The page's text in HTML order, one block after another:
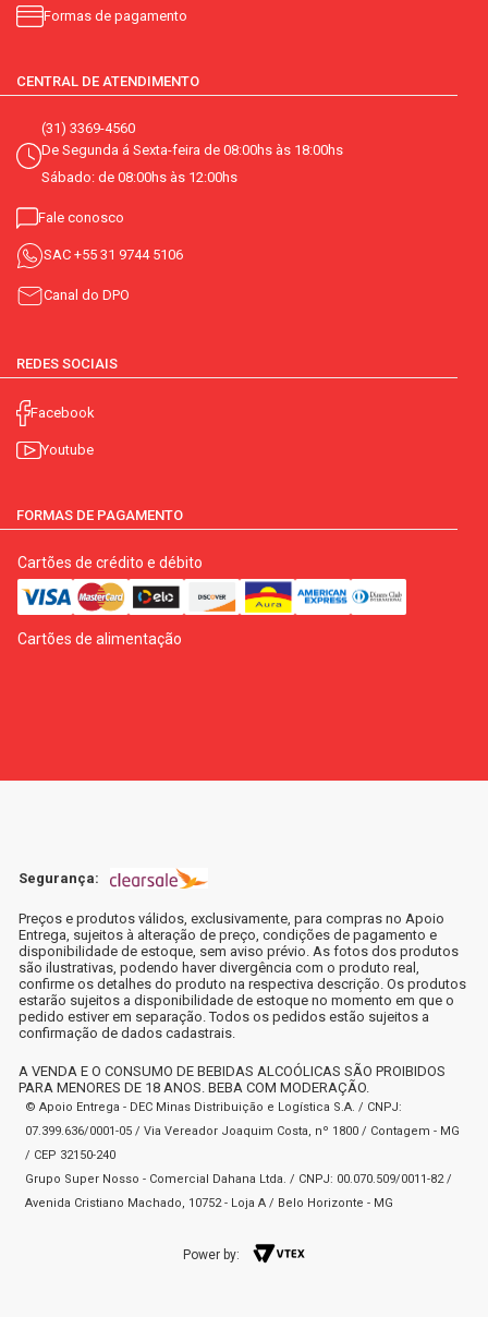
Formas de pagamento
CENTRAL DE ATENDIMENTO
(31) 3369-4560
De Segunda á Sexta-feira de 08:00hs às 18:00hs
Sábado: de 08:00hs às 12:00hs
Fale conosco
SAC +55 31 9744 5106
Canal do DPO
REDES SOCIAIS
Facebook
Youtube
FORMAS DE PAGAMENTO
Cartões de crédito e débito
Cartões de alimentação
Segurança:
Preços e produtos válidos, exclusivamente, para compras no Apoio
Entrega, sujeitos à alteração de preço, condições de pagamento e
disponibilidade de estoque, sem aviso prévio. As fotos dos produtos
são ilustrativas, podendo haver divergência com o produto real,
confirme os detalhes do produto na respectiva descrição. Os produtos
estarão sujeitos a disponibilidade de estoque no momento em que o
pedido estiver em separação. Todos os pedidos estão sujeitos a
confirmação de dados cadastrais.
A VENDA E O CONSUMO DE BEBIDAS ALCOÓLICAS SÃO PROIBIDOS
PARA MENORES DE 18 ANOS. BEBA COM MODERAÇÃO.
© Apoio Entrega - DEC Minas Distribuição e Logística S.A. / CNPJ:
07.399.636/0001-05 / Via Vereador Joaquim Costa, nº 1800 / Contagem - MG
/ CEP 32150-240
Grupo Super Nosso - Comercial Dahana Ltda. / CNPJ: 00.070.509/0011-82 /
Avenida Cristiano Machado, 10752 - Loja A / Belo Horizonte - MG
Power by: